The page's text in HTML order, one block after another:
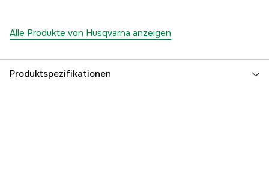
Alle Produkte von Husqvarna anzeigen
Produktspezifikationen